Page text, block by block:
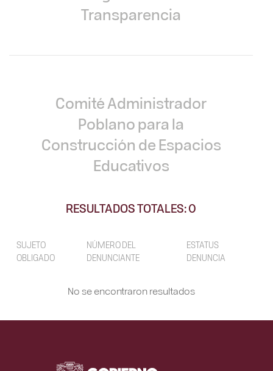
Transparencia
Comité Administrador
Poblano para la
Construcción de Espacios
Educativos
RESULTADOS TOTALES: 0
SUJETO
OBLIGADO
NÚMERO DEL
DENUNCIANTE
ESTATUS
DENUNCIA
No se encontraron resultados